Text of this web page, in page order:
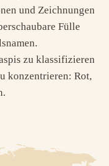
und Zeichnungen
Fülle
zu klassifizieren
konzentrieren: Rot,